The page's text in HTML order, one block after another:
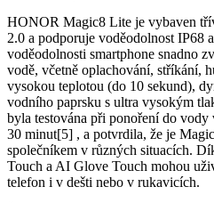
HONOR Magic8 Lite je vybaven
2.0 a podporuje voděodolnost
voděodolnosti smartphone snadno
vodě, včetně oplachování, stříkání,
vysokou teplotou (do 10 sekund),
vodního paprsku s ultra vysokým
byla testována při ponoření do
30 minut[5] , a potvrdila, že je
společníkem v různých situacích.
Touch a AI Glove Touch mohou
telefon i v dešti nebo v rukavicích.